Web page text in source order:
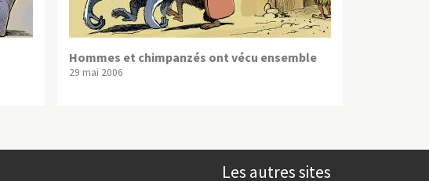
Hommes et chimpanzés ont vécu ensemble
29 mai 2006
Les autres sites